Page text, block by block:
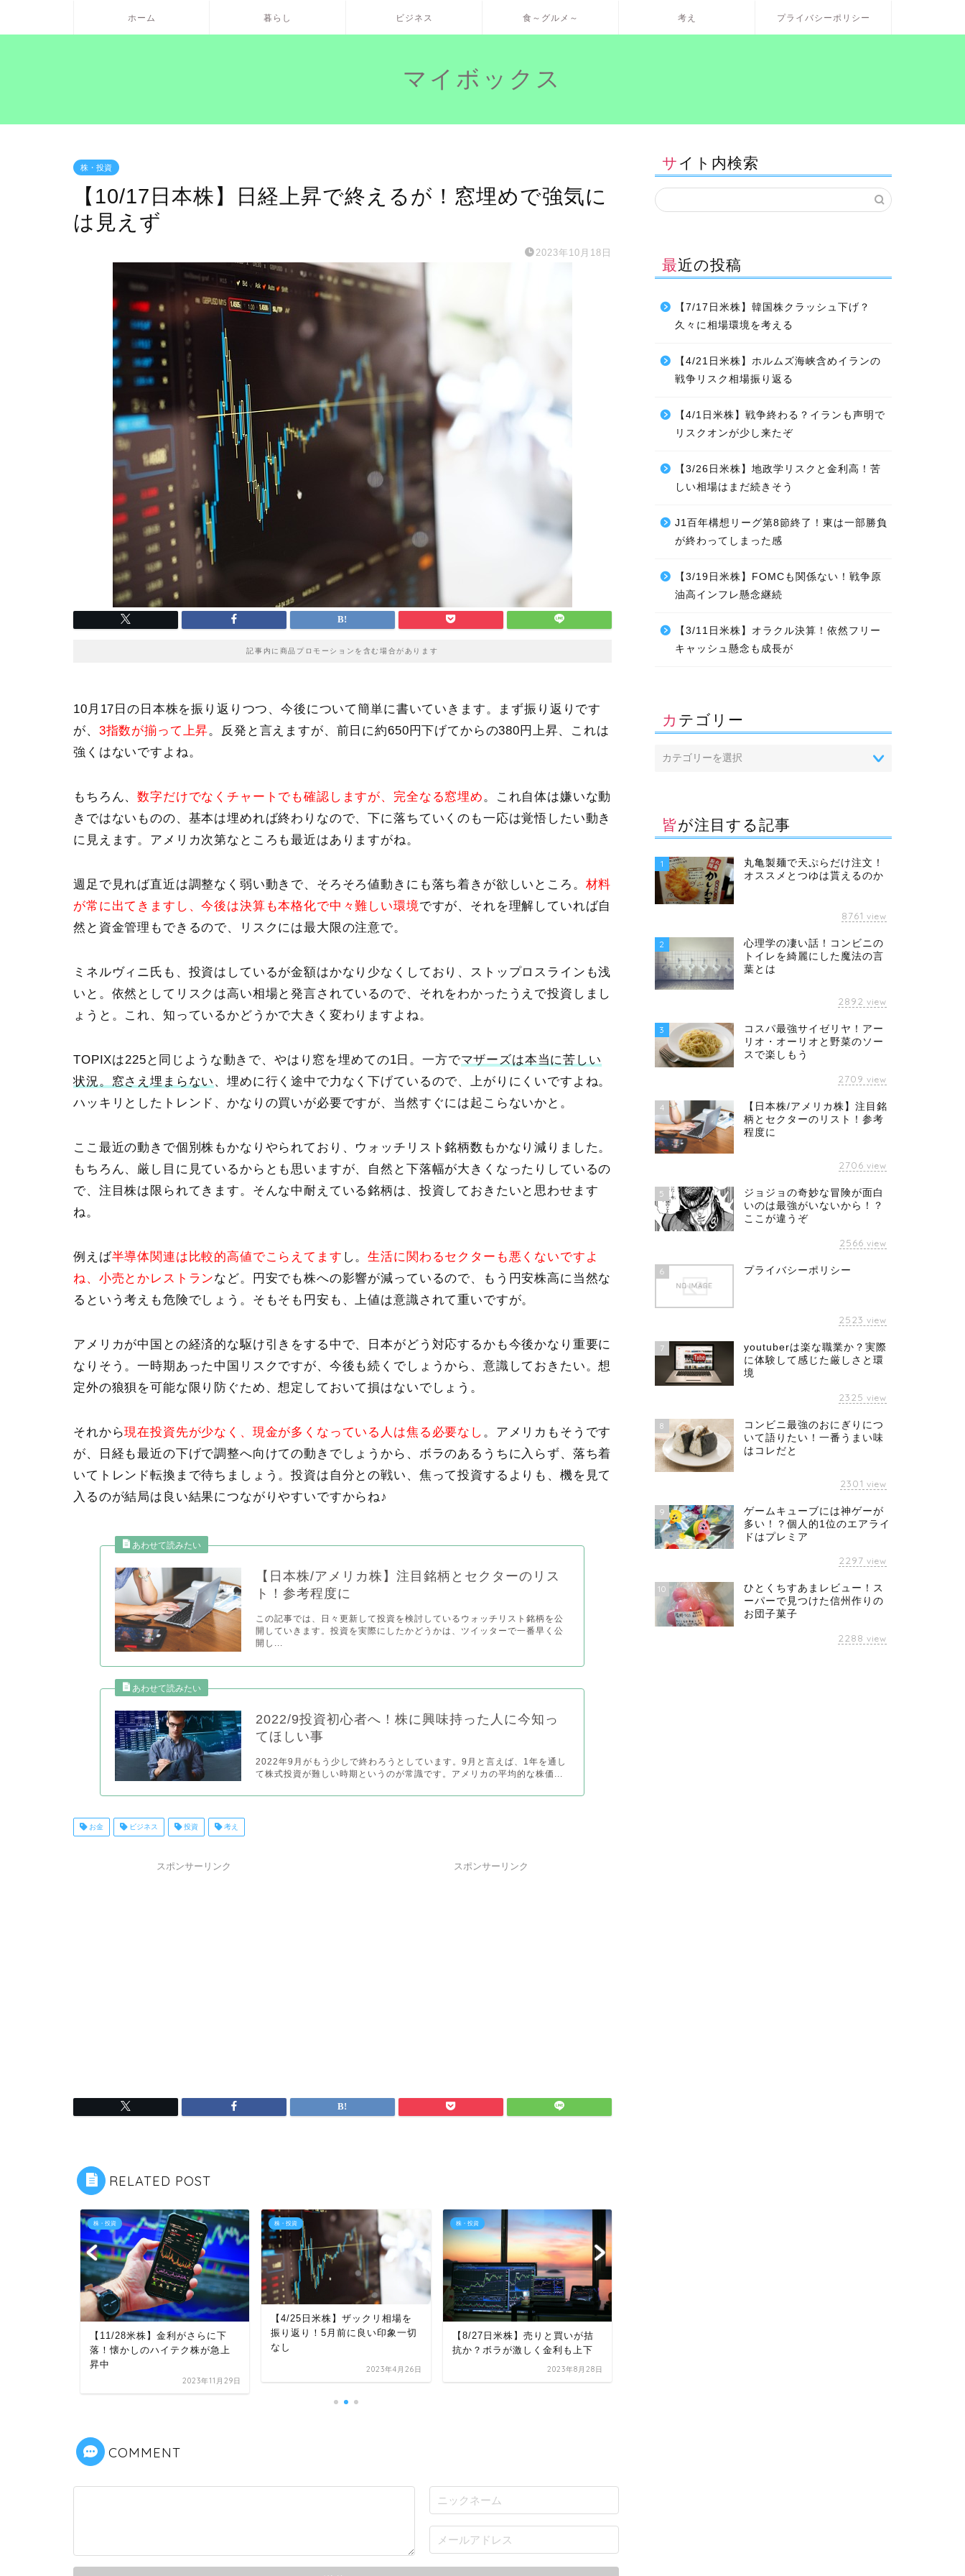
ホーム 暮らし ビジネス 食～グルメ～ 考え プライバシーポリシー
マイボックス
株・投資
【10/17日本株】日経上昇で終えるが！窓埋めで強気に
は見えず
2023年10月18日
記事内に商品プロモーションを含む場合があります
10月17日の日本株を振り返りつつ、今後について簡単に書いていきます。まず振り返りです
が、 3指数が揃って上昇。反発と言えますが、前日に約650円下げてからの380円上昇、これは
強くはないですよね。
もちろん、数字だけでなくチャートでも確認しますが、完全なる窓埋め。これ自体は嫌いな動
きではないものの、基本は埋めれば終わりなので、下に落ちていくのも一応は覚悟したい動き
に見えます。アメリカ次第なところも最近はありますがね。
週足で見れば直近は調整なく弱い動きで、そろそろ値動きにも落ち着きが欲しいところ。 材料
が常に出てきますし、今後は決算も本格化で中々難しい環境ですが、それを理解していれば自
然と資金管理もできるので、リスクには最大限の注意で。
ミネルヴィニ氏も、投資はしているが金額はかなり少なくしており、ストップロスラインも浅
いと。依然としてリスクは高い相場と発言されているので、それをわかったうえで投資しまし
ょうと。これ、知っているかどうかで大きく変わりますよね。
TOPIXは225と同じような動きで、やはり窓を埋めての1日。一方でマザーズは本当に苦しい
状況。窓さえ埋まらない 、埋めに行く途中で力なく下げているので、上がりにくいですよね。
ハッキリとしたトレンド、かなりの買いが必要ですが、当然すぐには起こらないかと。
ここ最近の動きで個別株もかなりやられており、ウォッチリスト銘柄数もかなり減りました。
もちろん、厳し目に見ているからとも思いますが、自然と下落幅が大きくなったりしているの
で、注目株は限られてきます。そんな中耐えている銘柄は、投資しておきたいと思わせます
ね。
例えば半導体関連は比較的高値でこらえてます し。生活に関わるセクターも悪くないですよ
ね、小売とかレストランなど。円安でも株への影響が減っているので、もう円安株高に当然な
るという考えも危険でしょう。そもそも円安も、上値は意識されて重いですが。
アメリカが中国との経済的な駆け引きをする中で、日本がどう対応するかも今後かなり重要に
なりそう。一時期あった中国リスクですが、今後も続くでしょうから、意識しておきたい。想
定外の狼狽を可能な限り防ぐため、想定しておいて損はないでしょう。
それから現在投資先が少なく、現金が多くなっている人は焦る必要なし 。アメリカもそうです
が、日経も最近の下げで調整へ向けての動きでしょうから、ボラのあるうちに入らず、落ち着
いてトレンド転換まで待ちましょう。投資は自分との戦い、焦って投資するよりも、機を見て
入るのが結局は良い結果につながりやすいですからね♪
【日本株/アメリカ株】注目銘柄とセクターのリス
ト！参考程度に
この記事では、日々更新して投資を検討しているウォッチリスト銘柄を公
開していきます。投資を実際にしたかどうかは、ツイッターで一番早く公
開し...
2022/9投資初心者へ！株に興味持った人に今知っ
てほしい事
2022年9月がもう少しで終わろうとしています。9月と言えば、1年を通し
て株式投資が難しい時期というのが常識です。アメリカの平均的な株価...
お金 ビジネス 投資 考え
スポンサーリンク スポンサーリンク
RELATED POST
株・投資
【11/28米株】金利がさらに下
落！懐かしのハイテク株が急上
昇中
2023年11月29日
株・投資
【4/25日米株】ザックリ相場を
振り返り！5月前に良い印象一切
なし
2023年4月26日
株・投資
【8/27日米株】売りと買いが拮
抗か？ボラが激しく金利も上下
2023年8月28日
COMMENT
サイト内検索
最近の投稿
【7/17日米株】韓国株クラッシュ下げ？
久々に相場環境を考える
【4/21日米株】ホルムズ海峡含めイランの
戦争リスク相場振り返る
【4/1日米株】戦争終わる？イランも声明で
リスクオンが少し来たぞ
【3/26日米株】地政学リスクと金利高！苦
しい相場はまだ続きそう
J1百年構想リーグ第8節終了！東は一部勝負
が終わってしまった感
【3/19日米株】FOMCも関係ない！戦争原
油高インフレ懸念継続
【3/11日米株】オラクル決算！依然フリー
キャッシュ懸念も成長が
カテゴリー
皆が注目する記事
1
丸亀製麺で天ぷらだけ注文！
オススメとつゆは貰えるのか
8761 view
2
心理学の凄い話！コンビニの
トイレを綺麗にした魔法の言
葉とは
2892 view
3
コスパ最強サイゼリヤ！アー
リオ・オーリオと野菜のソー
スで楽しもう
2709 view
4
【日本株/アメリカ株】注目銘
柄とセクターのリスト！参考
程度に
2706 view
5
ジョジョの奇妙な冒険が面白
いのは最強がいないから！？
ここが違うぞ
2566 view
6 プライバシーポリシー
2523 view
7
youtuberは楽な職業か？実際
に体験して感じた厳しさと環
境
2325 view
8
コンビニ最強のおにぎりにつ
いて語りたい！一番うまい味
はコレだと
2301 view
9
ゲームキューブには神ゲーが
多い！？個人的1位のエアライ
ドはプレミア
2297 view
10
ひとくちすあまレビュー！ス
ーパーで見つけた信州作りの
お団子菓子
2288 view